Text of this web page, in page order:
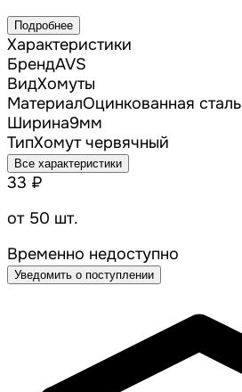
Подробнее
Характеристики
БрендAVS
ВидХомуты
МатериалОцинкованная сталь
Ширина9мм
ТипХомут червячный
Все характеристики
33 ₽
от 50 шт.
Временно недоступно
Уведомить о поступлении